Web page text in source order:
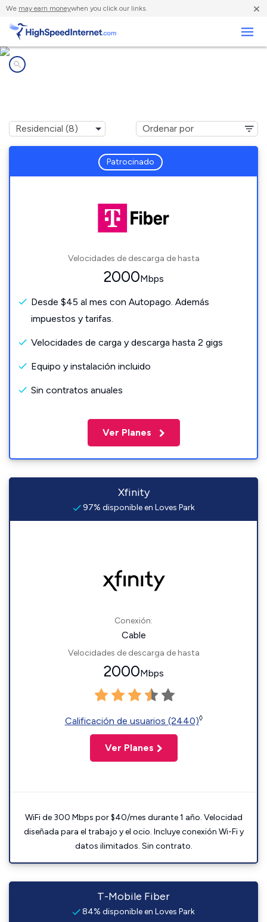
We may earn moneywhen you click our links. ×
Patrocinado
Velocidades de descarga de hasta
2000Mbps
Desde $45 al mes con Autopago. Además
impuestos y tarifas.
Velocidades de carga y descarga hasta 2 gigs
Equipo y instalación incluido
Sin contratos anuales
Ver Planes
Xfinity
97% disponible en Loves Park
Conexión:
Cable
Velocidades de descarga de hasta
2000Mbps
Calificación de usuarios (2440)◊
Ver Planes
WiFi de 300 Mbps por $40/mes durante 1 año. Velocidad
diseñada para el trabajo y el ocio. Incluye conexión Wi-Fi y
datos ilimitados. Sin contrato.
T-Mobile Fiber
84% disponible en Loves Park